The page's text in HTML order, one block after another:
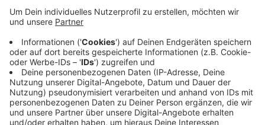
und ein neuer Umkleidebereich. Wenn die Politik
zustimmt, sollen die Arbeiten dieses Jahr beginnen
und nächstes fertig werden. Das Opernhaus
braucht laut Stadt dringend einen neuen Vorhang
inklusive Anlage, die ihn öffnet und schließt. Das
kostet 200.000 Euro. Der neue Vorhang kann sich
nicht nur seitlich, sondern auch nach oben öffnen.
Der Alte ist fast 20 Jahre alt, die Technik dafür